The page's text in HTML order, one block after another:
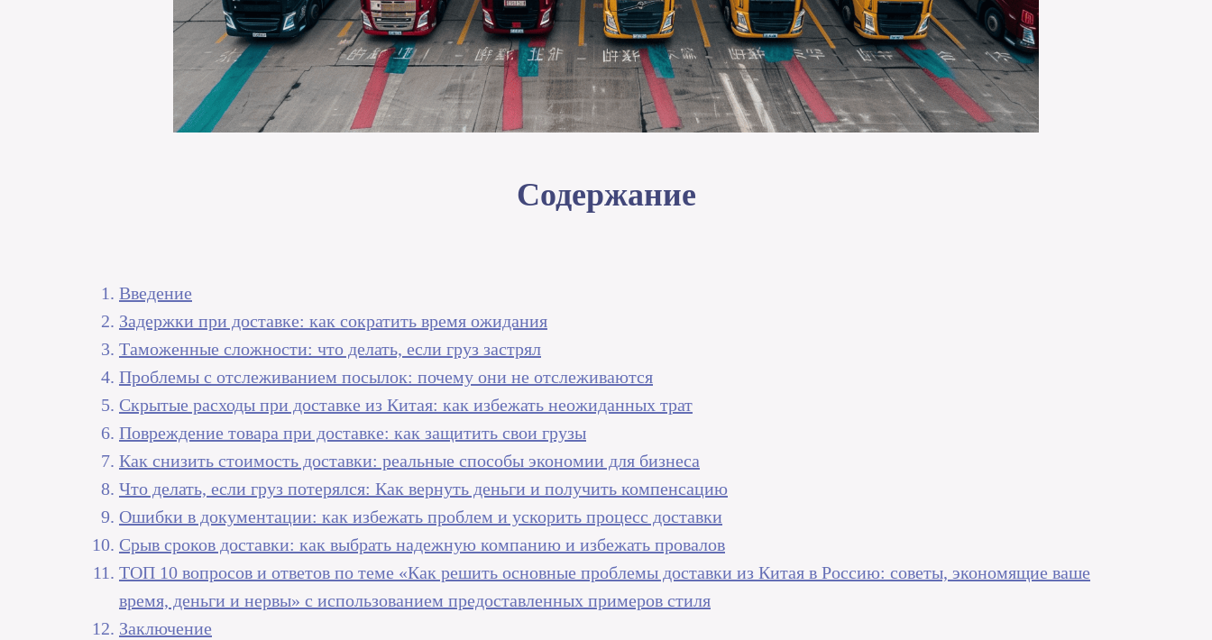
Содержание
Введение
Задержки при доставке: как сократить время ожидания
Таможенные сложности: что делать, если груз застрял
Проблемы с отслеживанием посылок: почему они не отслеживаются
Скрытые расходы при доставке из Китая: как избежать неожиданных трат
Повреждение товара при доставке: как защитить свои грузы
Как снизить стоимость доставки: реальные способы экономии для бизнеса
Что делать, если груз потерялся: Как вернуть деньги и получить компенсацию
Ошибки в документации: как избежать проблем и ускорить процесс доставки
Срыв сроков доставки: как выбрать надежную компанию и избежать провалов
ТОП 10 вопросов и ответов по теме «Как решить основные проблемы доставки из Китая в Россию: советы, экономящие ваше
время, деньги и нервы» с использованием предоставленных примеров стиля
Заключение